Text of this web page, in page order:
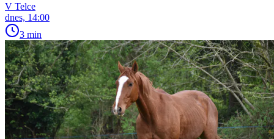
V Telce
dnes, 14:00
3 min